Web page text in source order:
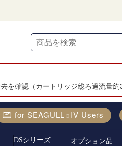
を確認（カートリッジ総ろ過流量約
for SEAGULL ® IV Users
DSシリーズ オプション品